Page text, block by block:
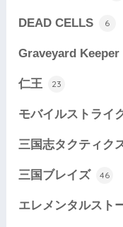
DEAD CELLS 6
Graveyard Keeper
仁王 23
モバイルストライ
三国志タクティク
三国ブレイズ 46
エレメンタルスト